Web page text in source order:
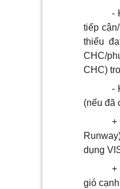
-
tiếp
thiểu
CHC/
CHC)
-
(nếu đã
+
dụng V
+
gió